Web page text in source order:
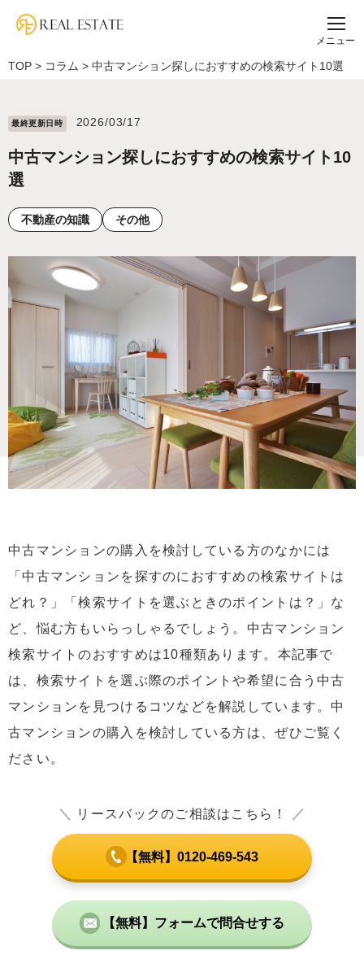
メニュー
TOP > コラム > 中古マンション探しにおすすめの検索サイト10選
最終更新⽇時 2026/03/17
中古マンション探しにおすすめの検索サイト10
選
不動産の知識 その他
中古マンションの購入を検討している方のなかには
「中古マンションを探すのにおすすめの検索サイトは
どれ？」「検索サイトを選ぶときのポイントは？」な
ど、悩む方もいらっしゃるでしょう。中古マンション
検索サイトのおすすめは10種類あります。本記事で
は、検索サイトを選ぶ際のポイントや希望に合う中古
マンションを見つけるコツなどを解説しています。中
古マンションの購入を検討している方は、ぜひご覧く
ださい。
＼ リースバックのご相談はこちら！ ／
【無料】0120-469-543
【無料】フォームで問合せする